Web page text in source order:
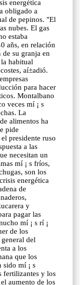
energética
obligado a
de pepinos. "El
nubes. El gas
estaba
añs, en relación
de su granja en
habitual
aí±adió.
para hacer
Montalbano
veces mí ¡ s
La
alimentos ha
pide
presidente ruso
a las
necesitan un
mí ¡ s fríos,
son los
energética
de
y
pagar las
mí ¡ s rí ¡
de los
del
a los
que los
sido mí ¡ s
fertilizantes y los
aumento de los